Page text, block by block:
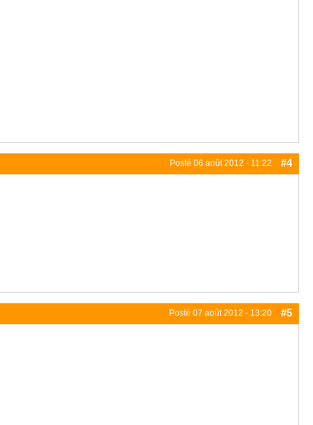
Posté 06 août 2012 - 11:22 #4
Posté 07 août 2012 - 13:20 #5